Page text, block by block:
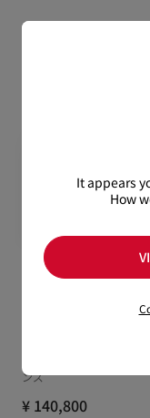
【お届けについて】
通常1-2営業日以内に
在庫のお取り寄せが
※なお、一部の地域
る場合がございます
のいただいた場合、
けております。返品
詳しい返品・交換に
ンズ
¥ 140,800
It appears
How